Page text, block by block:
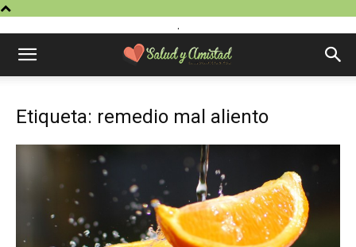
.
Etiqueta: remedio mal aliento